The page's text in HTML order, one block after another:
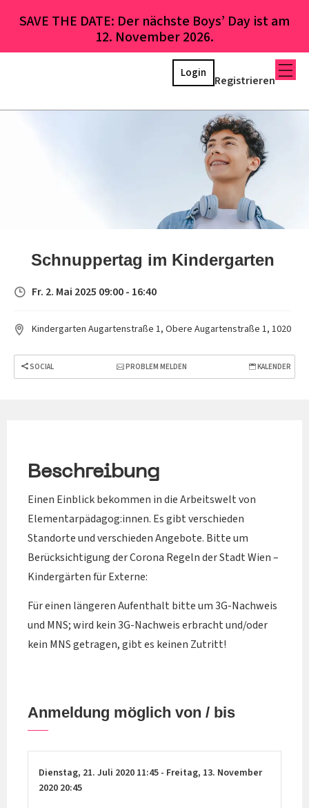
SAVE THE DATE: Der nächste Boys’ Day ist am
12. November 2026.
Registrieren
Login
Schnuppertag im Kindergarten
Fr. 2. Mai 2025 09:00 - 16:40
Kindergarten Augartenstraße 1, Obere Augartenstraße 1, 1020
SOCIAL PROBLEM MELDEN KALENDER
Beschreibung
Einen Einblick bekommen in die Arbeitswelt von
Elementarpädagog:innen. Es gibt verschieden
Standorte und verschieden Angebote. Bitte um
Berücksichtigung der Corona Regeln der Stadt Wien –
Kindergärten für Externe:
Für einen längeren Aufenthalt bitte um 3G-Nachweis
und MNS; wird kein 3G-Nachweis erbracht und/oder
kein MNS getragen, gibt es keinen Zutritt!
Anmeldung möglich von / bis
Dienstag, 21. Juli 2020 11:45 - Freitag, 13. November
2020 20:45